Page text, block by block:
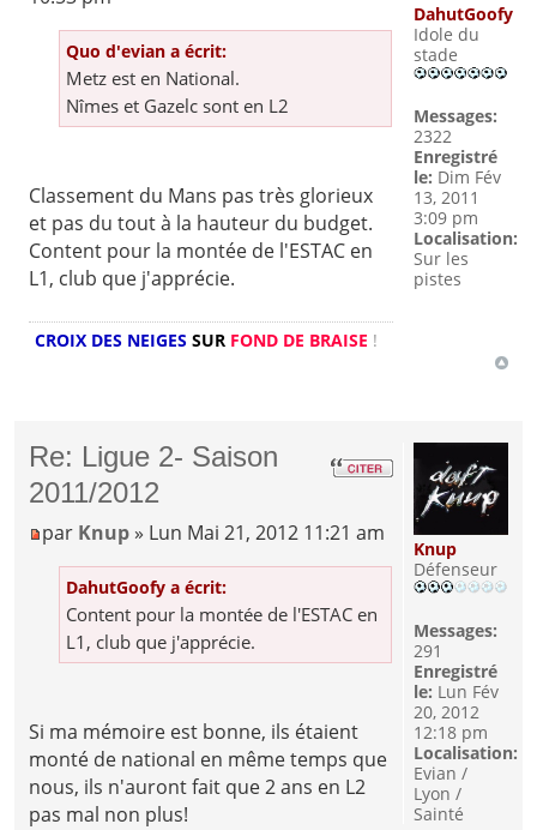
Quo d'evian a écrit:
Metz est en National.
Nîmes et Gazelc sont en L2
Classement du Mans pas très glorieux
et pas du tout à la hauteur du budget.
Content pour la montée de l'ESTAC en
L1, club que j'apprécie.
CROIX DES NEIGES SUR FOND DE BRAISE !
DahutGoofy
Idole du
stade
Messages:
2322
Enregistré
le: Dim Fév
13, 2011
3:09 pm
Localisation:
Sur les
pistes
Re: Ligue 2- Saison
2011/2012
par Knup » Lun Mai 21, 2012 11:21 am
DahutGoofy a écrit:
Content pour la montée de l'ESTAC en
L1, club que j'apprécie.
Si ma mémoire est bonne, ils étaient
monté de national en même temps que
nous, ils n'auront fait que 2 ans en L2
pas mal non plus!
Knup
Défenseur
Messages:
291
Enregistré
le: Lun Fév
20, 2012
12:18 pm
Localisation:
Evian /
Lyon /
Sainté